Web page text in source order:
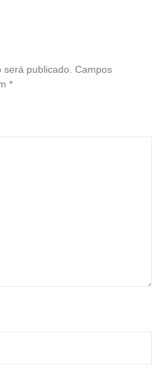
publicado. Campos
*